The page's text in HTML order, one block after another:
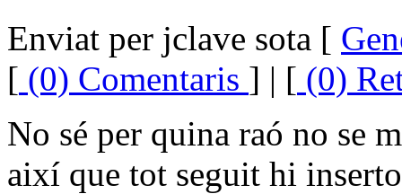
Enviat per jclave sota [
[ (0) Comentaris ] | [ (0)
No sé per quina raó no se
així que tot seguit hi